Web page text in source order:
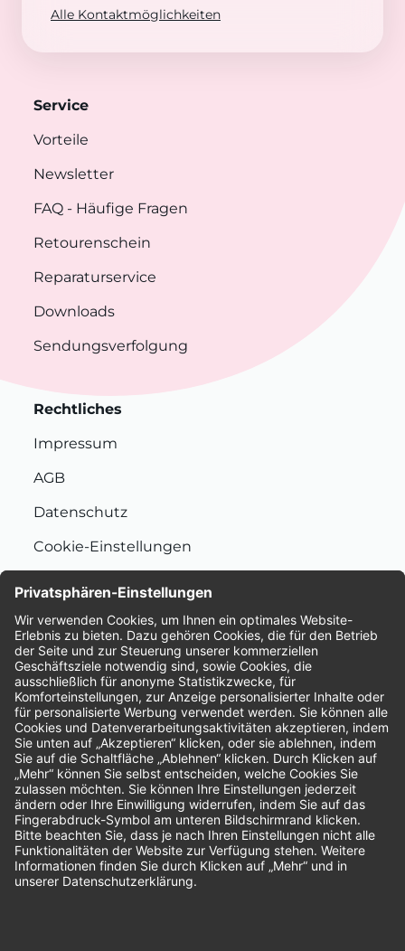
Alle Kontaktmöglichkeiten
Service
Vorteile
Newsletter
FAQ - Häufige Fragen
Retourenschein
Reparaturservice
Downloads
Sendungsverfolgung
Rechtliches
Impressum
AGB
Datenschutz
Cookie-Einstellungen
Bewertungen